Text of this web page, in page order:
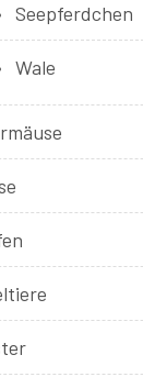
Seepferdchen
Wale